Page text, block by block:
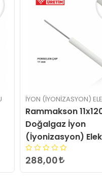
İYON (İYONIZASYON)
CUSO 14x150 MM
Doğalgaz İyon
(İyonizasyon)
AVRUPA
340,80